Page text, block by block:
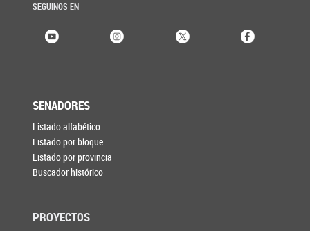
SEGUINOS EN
SENADORES
Listado alfabético
Listado por bloque
Listado por provincia
Buscador histórico
PROYECTOS